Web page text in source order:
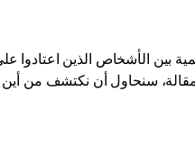
بين الأشخاص الذين اعتادوا
سنحاول أن نكتشف من أين